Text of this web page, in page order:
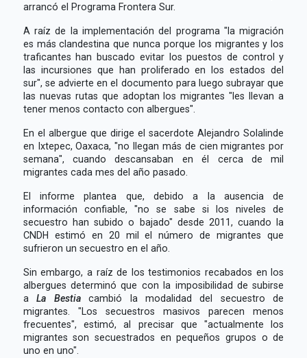
arrancó el Programa Frontera Sur.
A raíz de la implementación del programa "la migración
es más clandestina que nunca porque los migrantes y los
traficantes han buscado evitar los puestos de control y
las incursiones que han proliferado en los estados del
sur", se advierte en el documento para luego subrayar que
las nuevas rutas que adoptan los migrantes "les llevan a
tener menos contacto con albergues".
En el albergue que dirige el sacerdote Alejandro Solalinde
en Ixtepec, Oaxaca, "no llegan más de cien migrantes por
semana", cuando descansaban en él cerca de mil
migrantes cada mes del año pasado.
El informe plantea que, debido a la ausencia de
información confiable, "no se sabe si los niveles de
secuestro han subido o bajado" desde 2011, cuando la
CNDH estimó en 20 mil el número de migrantes que
sufrieron un secuestro en el año.
Sin embargo, a raíz de los testimonios recabados en los
albergues determinó que con la imposibilidad de subirse
aLa Bestiacambió la modalidad del secuestro de
migrantes. "Los secuestros masivos parecen menos
frecuentes", estimó, al precisar que "actualmente los
migrantes son secuestrados en pequeños grupos o de
uno en uno".